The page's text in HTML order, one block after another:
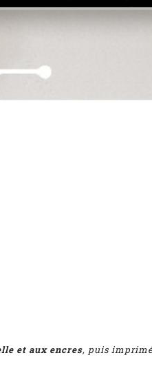
et aux encres, puis